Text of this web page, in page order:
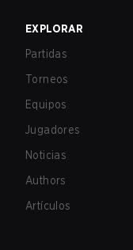
EXPLORAR
Partidas
Torneos
Equipos
Jugadores
Noticias
Authors
Artículos